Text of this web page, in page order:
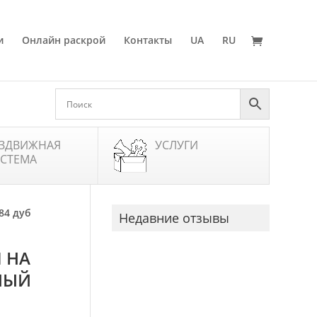
Онлайн раскрой Контакты UA RU
УСЛУГИ
дуб
НА
Недавние отзывы